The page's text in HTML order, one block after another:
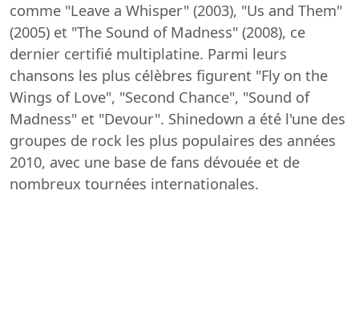
comme "Leave a Whisper" (2003), "Us and Them"
(2005) et "The Sound of Madness" (2008), ce
dernier certifié multiplatine. Parmi leurs
chansons les plus célèbres figurent "Fly on the
Wings of Love", "Second Chance", "Sound of
Madness" et "Devour". Shinedown a été l'une des
groupes de rock les plus populaires des années
2010, avec une base de fans dévouée et de
nombreux tournées internationales.